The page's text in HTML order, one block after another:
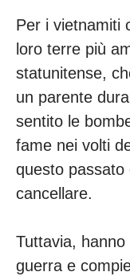
Per i vietnamiti
loro terre più
statunitense,
un parente
sentito le
fame nei volti
questo passato
cancellare.
Tuttavia,
guerra e